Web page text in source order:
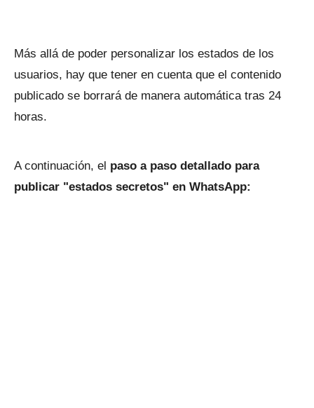
Más allá de poder personalizar los estados de los
usuarios, hay que tener en cuenta que el contenido
publicado se borrará de manera automática tras 24
horas.
A continuación, el paso a paso detallado para
publicar "estados secretos" en WhatsApp: